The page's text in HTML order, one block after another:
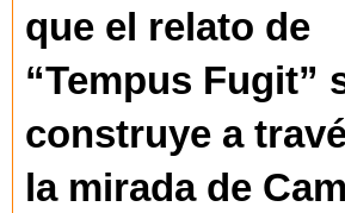
que el relato de
“Tempus Fugit”
construye a
la mirada de